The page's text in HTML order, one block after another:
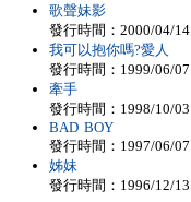
歌聲妹影
發行時間：2000/04/14
我可以抱你嗎?愛人
發行時間：1999/06/07
牽手
發行時間：1998/10/03
BAD BOY
發行時間：1997/06/07
姊妹
發行時間：1996/12/13